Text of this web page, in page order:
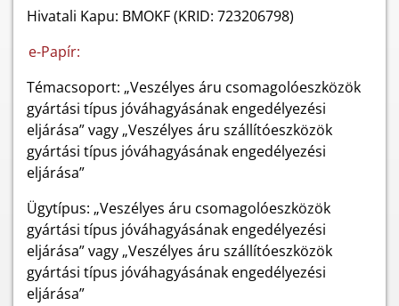
Hivatali Kapu: BMOKF (KRID: 723206798)
e-Papír:
Témacsoport: „Veszélyes áru csomagolóeszközök
gyártási típus jóváhagyásának engedélyezési
eljárása” vagy „Veszélyes áru szállítóeszközök
gyártási típus jóváhagyásának engedélyezési
eljárása”
Ügytípus: „Veszélyes áru csomagolóeszközök
gyártási típus jóváhagyásának engedélyezési
eljárása” vagy „Veszélyes áru szállítóeszközök
gyártási típus jóváhagyásának engedélyezési
eljárása”